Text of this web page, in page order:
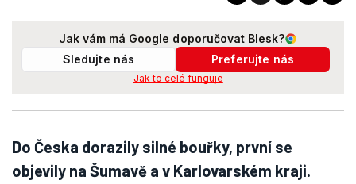
Jak vám má Google doporučovat Blesk?
Sledujte nás
Preferujte nás
Jak to celé funguje
Do Česka dorazily silné bouřky, první se
objevily na Šumavě a v Karlovarském kraji.